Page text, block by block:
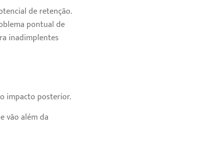
de retenção.
pontual de
inadimplentes
impacto posterior.
vão além da